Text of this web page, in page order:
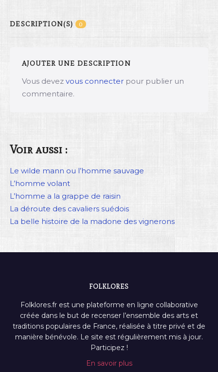
DESCRIPTION(S) 0
AJOUTER UNE DESCRIPTION
Vous devez vous connecter pour publier un
commentaire.
Voir aussi :
Le wilde mann ou l’homme sauvage
L’homme volant
L’homme a la grappe de raisin
La déroute des cavaliers suédois
La belle histoire de la madone des vignerons
FOLKLORES
Folklores.fr est une plateforme en ligne collaborative
créée dans le but de recenser l’ensemble des arts et
traditions populaires de France, réalisée à titre privé et de
manière bénévole. Le site est régulièrement mis à jour.
Participez !
En savoir plus